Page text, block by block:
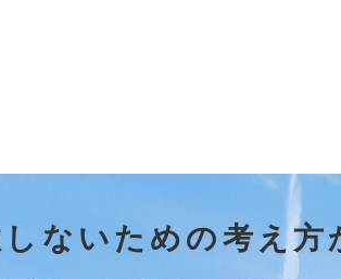
ないための考え方